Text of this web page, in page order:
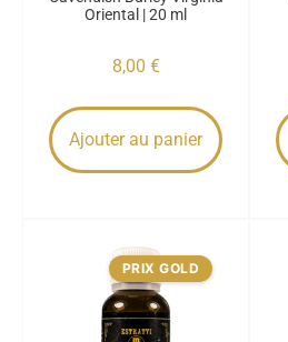
Oriental | 20 ml
8,00 €
Ajouter au panier
PRIX GOLD